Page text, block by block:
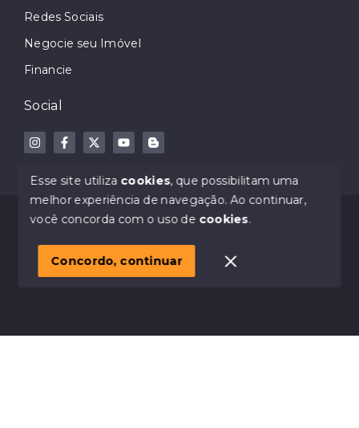
Redes Sociais
Negocie seu Imóvel
Financie
Social
© Copyright 2026 - Dodge Imóveis - Creci 32023-J -
SITE PARA IMOBILIARIA
Esse site utiliza cookies, que possibilitam uma
melhor experiência de navegação.Ao continuar,
você concorda com o uso de cookies.
Concordo, continuar